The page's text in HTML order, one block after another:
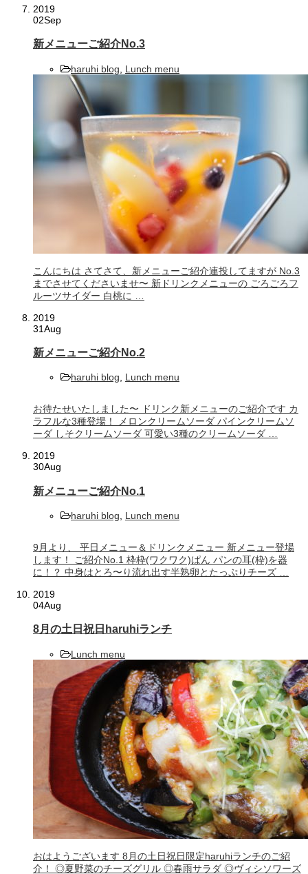
2019
02Sep
新メニューご紹介No.3
haruhi blog Lunch menu
こんにちは さてさて、新メニューご紹介連投してますが No.3
までさせてくださいませ〜 新ドリンクメニューの ごろごろフ
ルーツサイダー 白桃に …
2019
31Aug
新メニューご紹介No.2
haruhi blog, Lunch menu
お待たせいたしました〜 ドリンク新メニューのご紹介です カ
ラフルな3種登場！ メロンクリームソーダ パインクリームソ
ーダ しそクリームソーダ 可愛い3種のクリームソーダ …
2019
30Aug
新メニューご紹介No.1
haruhi blog Lunch menu
9月より、 平日メニュー＆ドリンクメニュー 新メニュー登場
します！ ご紹介No.1 枠枠(ワクワク)ぱん パンの耳(枠)を器
に！？ 中身はとろ〜り流れ出す半熟卵とたっぷりチーズ …
2019
04Aug
8月の土日祝日haruhiランチ
Lunch menu
おはようございます 8月の土日祝日限定haruhiランチのご紹
介！ ◎夏野菜のチーズグリル ◎春雨サラダ ◎ヴィシソワーズ